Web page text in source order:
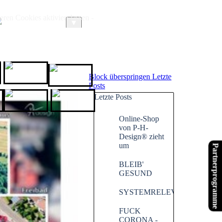
Partnerprogramme
Block überspringen Letzte
Posts
Letzte Posts
Online-Shop
von P-H-
Design® zieht
um
BLEIB'
GESUND
SYSTEMRELEVANT
FUCK
CORONA -
Cookies aktiviert lassen -
Website X5